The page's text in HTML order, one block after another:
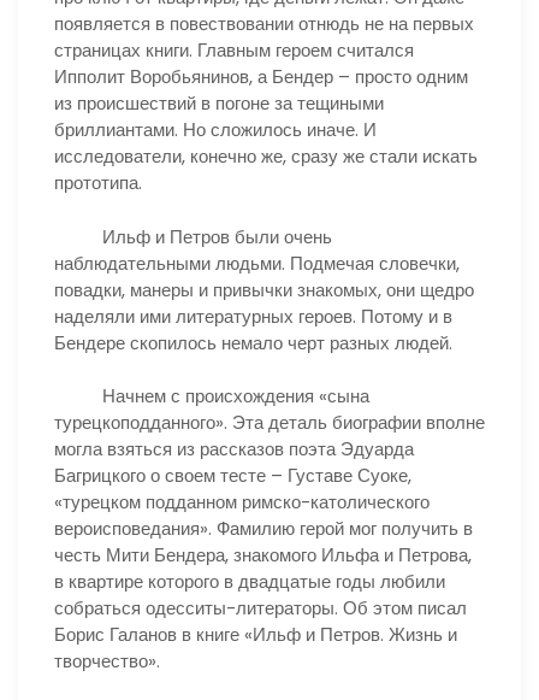
появляется в повествовании отнюдь не на первых
страницах книги. Главным героем считался
Ипполит Воробьянинов, а Бендер – просто одним
из происшествий в погоне за тещиными
бриллиантами. Но сложилось иначе. И
исследователи, конечно же, сразу же стали искать
прототипа.
Ильф и Петров были очень
наблюдательными людьми. Подмечая словечки,
повадки, манеры и привычки знакомых, они щедро
наделяли ими литературных героев. Потому и в
Бендере скопилось немало черт разных людей.
Начнем с происхождения «сына
турецкоподданного». Эта деталь биографии вполне
могла взяться из рассказов поэта Эдуарда
Багрицкого о своем тесте – Густаве Суоке,
«турецком подданном римско-католического
вероисповедания». Фамилию герой мог получить в
честь Мити Бендера, знакомого Ильфа и Петрова,
в квартире которого в двадцатые годы любили
собраться одесситы-литераторы. Об этом писал
Борис Галанов в книге «Ильф и Петров. Жизнь и
творчество».